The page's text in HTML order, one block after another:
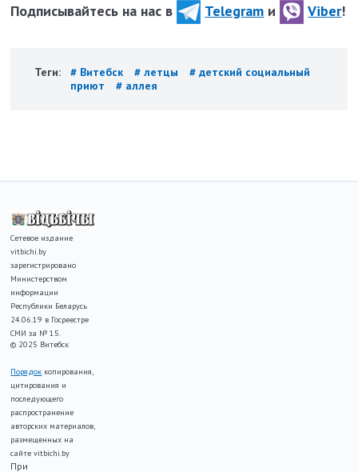
Подписывайтесь на нас в Telegram и Viber!
Теги: # Витебск # летцы
# детский социальный
приют
# аллея
Сетевое издание
vitbichi.by
зарегистрировано
Министерством
информации
Республики Беларусь
24.06.19 в Госреестре
СМИ за № 15.
© 2025 Витебск
Порядок копирования,
цитирования и
последующего
распространение
авторских материалов,
размещенных на
сайте vitbichi.by
При